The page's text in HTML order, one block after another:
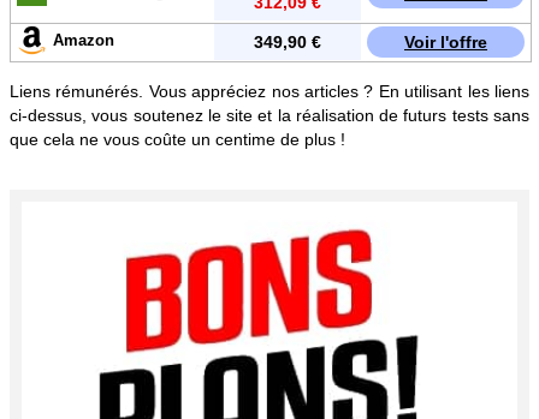
Amazon Voir l'offre
349,90 €
Liens rémunérés. Vous appréciez nos articles ? En utilisant les liens
ci-dessus, vous soutenez le site et la réalisation de futurs tests sans
que cela ne vous coûte un centime de plus !